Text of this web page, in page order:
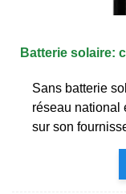
Batterie solaire:
Sans batterie
réseau national
sur son